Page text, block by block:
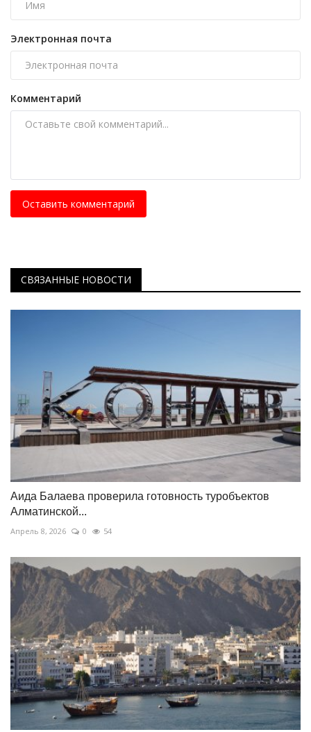
Электронная почта
Комментарий
Оставить комментарий
СВЯЗАННЫЕ НОВОСТИ
Аида Балаева проверила готовность туробъектов
Алматинской...
Апрель 8, 2026 0 54